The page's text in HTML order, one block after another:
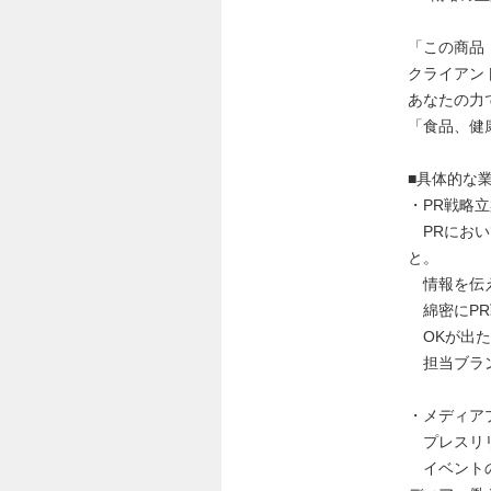
「この商
クライアン
あなたの力
「食品、
■具体的な
・PR戦略
PRにおい
と。
情報を伝
綿密にPR
OKが出た
担当ブラ
・メディ
プレスリ
イベント